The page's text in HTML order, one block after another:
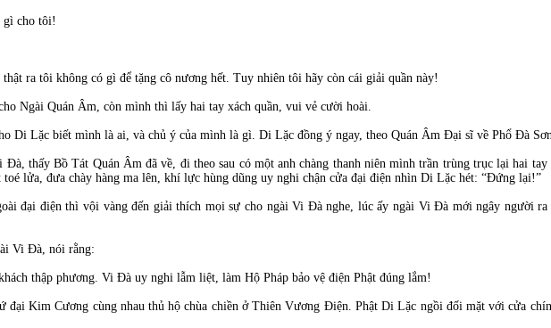
gì cho tôi!
ra tôi không có gì để tặng cô nương hết. Tuy nhiên tôi hãy còn cái giải quần này!
Ngài Quán Âm, còn mình thì lấy hai tay xách quần, vui vẻ cười hoài.
Di Lặc biết mình là ai, và chủ ý của mình là gì. Di Lặc đồng ý ngay, theo Quán Âm Đại sĩ về Phổ Đà
thấy Bồ Tát Quán Âm đã về, đi theo sau có một anh chàng thanh niên mình trần trùng trục lại hai tay
lửa, đưa chày hàng ma lên, khí lực hùng dũng uy nghi chận cửa đại điện nhìn Di Lặc hét: “Đứng lại!”
đại điện thì vội vàng đến giải thích mọi sự cho ngài Vi Đà nghe, lúc ấy ngài Vi Đà mới ngây người ra
Vi Đà, nói rằng:
thập phương. Vi Đà uy nghi lẫm liệt, làm Hộ Pháp bảo vệ điện Phật đúng lắm!
Kim Cương cùng nhau thủ hộ chùa chiền ở Thiên Vương Điện. Phật Di Lặc ngồi đối mặt với cửa